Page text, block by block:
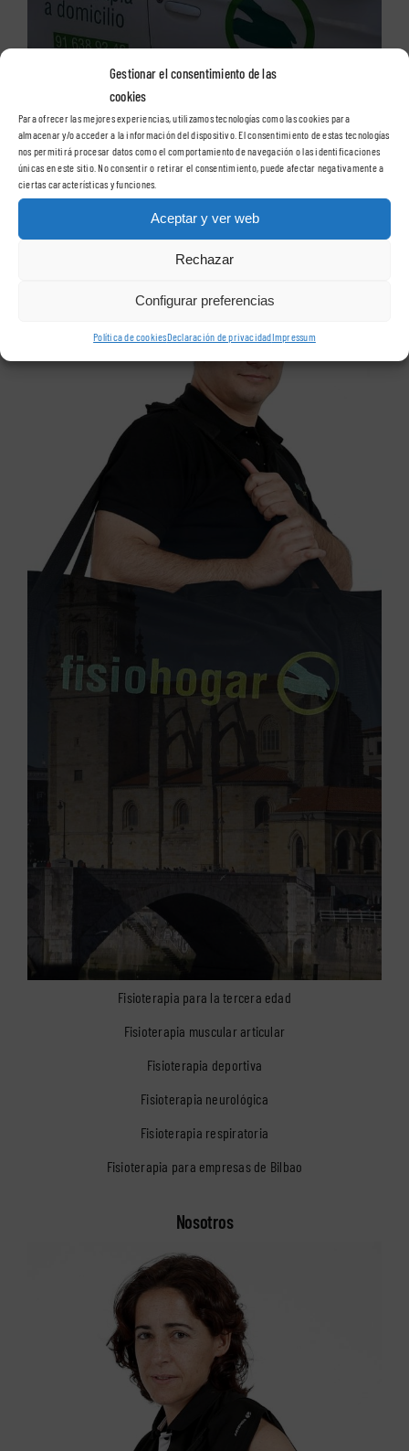
Gestionar el consentimiento de las
cookies
Para ofrecer las mejores experiencias, utilizamos tecnologías como las cookies para
almacenar y/o acceder a la información del dispositivo. El consentimiento de estas tecnologías
nos permitirá procesar datos como el comportamiento de navegación o las identificaciones
únicas en este sitio. No consentir o retirar el consentimiento, puede afectar negativamente a
ciertas características y funciones.
Aceptar y ver web
Rechazar
Configurar preferencias
Política de cookiesDeclaración de privacidadImpressum
Especialidades
Fisioterapia para la tercera edad
Fisioterapia muscular articular
Fisioterapia deportiva
Fisioterapia neurológica
Fisioterapia respiratoria
Fisioterapia para empresas de Bilbao
Nosotros